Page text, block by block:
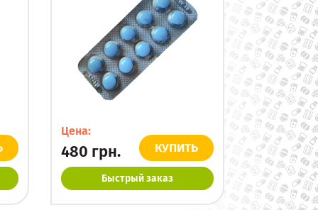
Цена:
480 грн. КУПИТЬ
Быстрый заказ